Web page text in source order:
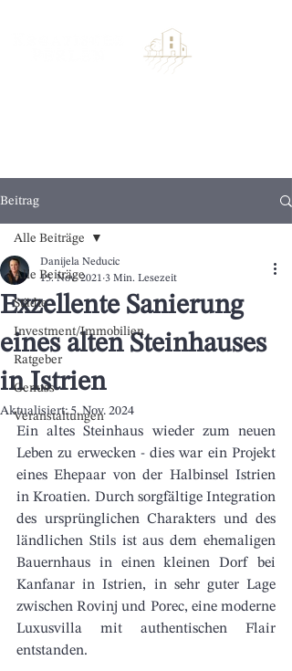
Beitrag
Alle Beiträge
Städte
Investment/Immobilien
Ratgeber
Genuss
Veranstaltungen
Alle Beiträge
Exzellente Sanierung
eines alten Steinhauses
in Istrien
Danijela Neducic
15. Nov. 2021 3 Min. Lesezeit
Aktualisiert:5. Nov. 2024
Ein altes Steinhaus wieder zum neuen
Leben zu erwecken - dies war ein Projekt
eines Ehepaar von der Halbinsel Istrien
in Kroatien. Durch sorgfältige Integration
des ursprünglichen Charakters und des
ländlichen Stils ist aus dem ehemaligen
Bauernhaus in einen kleinen Dorf bei
Kanfanar in Istrien, in sehr guter Lage
zwischen Rovinj und Porec, eine moderne
Luxusvilla mit authentischen Flair
entstanden.